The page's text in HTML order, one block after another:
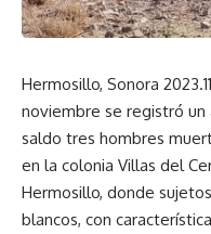
Hermosillo, Sonora
noviembre se registró
saldo tres hombres
en la colonia Villas del
Hermosillo, donde
blancos, con